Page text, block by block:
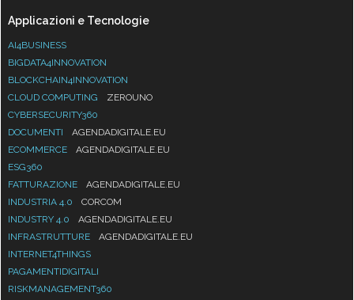
Applicazioni e Tecnologie
AI4BUSINESS
BIGDATA4INNOVATION
BLOCKCHAIN4INNOVATION
CLOUD COMPUTING
ZEROUNO
CYBERSECURITY360
DOCUMENTI
AGENDADIGITALE.EU
ECOMMERCE
AGENDADIGITALE.EU
ESG360
FATTURAZIONE
AGENDADIGITALE.EU
INDUSTRIA 4.0
CORCOM
INDUSTRY 4.0
AGENDADIGITALE.EU
INFRASTRUTTURE
AGENDADIGITALE.EU
INTERNET4THINGS
PAGAMENTIDIGITALI
RISKMANAGEMENT360